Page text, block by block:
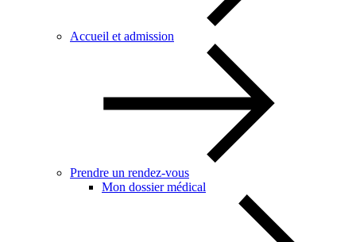
Accueil et admission
Prendre un rendez-vous
Mon dossier médical